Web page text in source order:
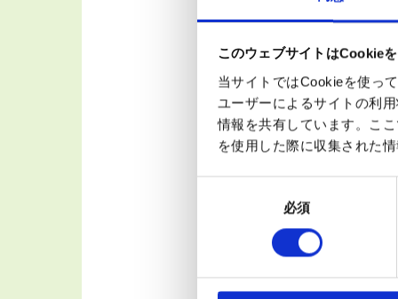
このウェブサイトはCookie
当サイトではCookieを使っ
ユーザーによるサイトの利
情報を共有しています。こ
を使用した際に収集された
必須
お気に入りの運動を
です。ご自身の体調